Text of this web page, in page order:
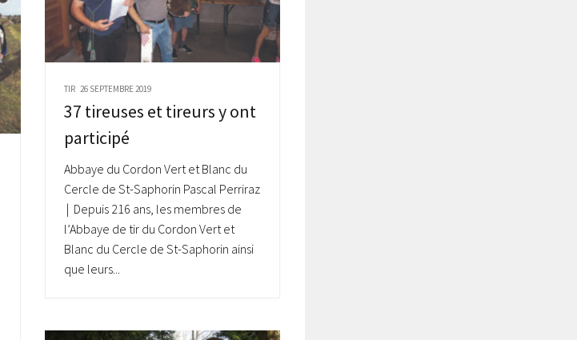
TIR 26 SEPTEMBRE 2019
37 tireuses et tireurs y ont
participé
Abbaye du Cordon Vert et Blanc du
Cercle de St-Saphorin Pascal Perriraz
| Depuis 216 ans, les membres de
l’Abbaye de tir du Cordon Vert et
Blanc du Cercle de St-Saphorin ainsi
que leurs...